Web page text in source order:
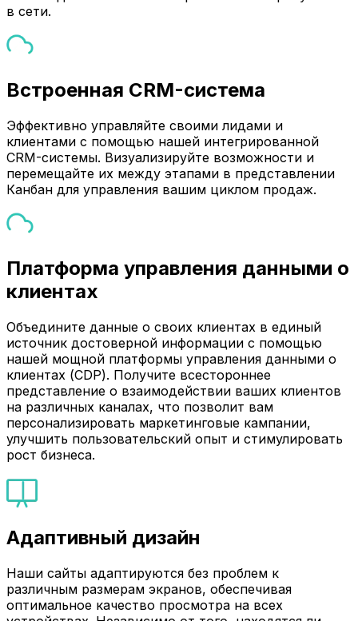
в сети.
Встроенная CRM-система
Эффективно управляйте своими лидами и
клиентами с помощью нашей интегрированной
CRM-системы. Визуализируйте возможности и
перемещайте их между этапами в представлении
Канбан для управления вашим циклом продаж.
Платформа управления данными о
клиентах
Объедините данные о своих клиентах в единый
источник достоверной информации с помощью
нашей мощной платформы управления данными о
клиентах (CDP). Получите всестороннее
представление о взаимодействии ваших клиентов
на различных каналах, что позволит вам
персонализировать маркетинговые кампании,
улучшить пользовательский опыт и стимулировать
рост бизнеса.
Адаптивный дизайн
Наши сайты адаптируются без проблем к
различным размерам экранов, обеспечивая
оптимальное качество просмотра на всех